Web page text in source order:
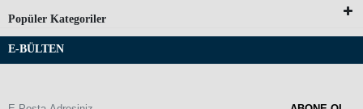
Popüler Kategoriler
E-BÜLTEN